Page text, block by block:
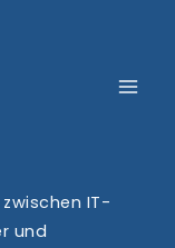
IT-
und